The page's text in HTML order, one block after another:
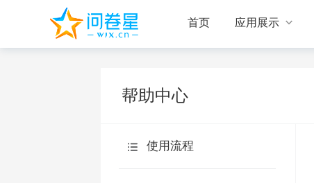
首页 应用展示 
帮助中心
使用流程